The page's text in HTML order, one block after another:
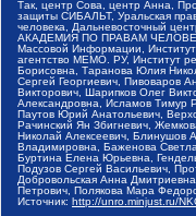
Так, центр Сова, центр Анна,
защиты СИБАЛЬТ, Уральская
человека, Дальневосточный
АКАДЕМИЯ ПО ПРАВАМ ЧЕЛОВЕКА,
Массовой Информации,
агентство МЕМО. РУ, Институт
Борисовна, Таранова Юлия
Сергей Георгиевич, Пивоваров
Викторович, Шарипков Олег
Александровна, Исламов Тимур
Паутов Юрий Анатольевич,
Рачинский Ян Збигневич,
Николай Алексеевич, Блинушов
Владимировна, Баженова
Буртина Елена Юрьевна,
Подузов Сергей Васильевич,
Добровольская Анна
Петрович, Полякова Мара
Источник: http://unro.minjust.ru/